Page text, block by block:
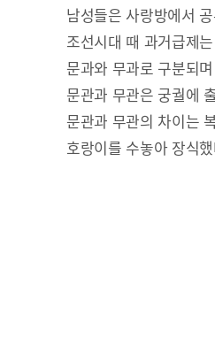
남성들은 사랑방에서
조선시대 때 과거급제
문과와 무과로 구분되
문관과 무관은 궁궐에
문관과 무관의 차이는
호랑이를 수놓아 장식